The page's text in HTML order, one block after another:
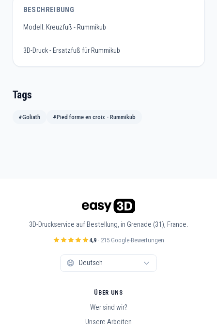
BESCHREIBUNG
Modell: Kreuzfuß - Rummikub
3D-Druck - Ersatzfuß für Rummikub
Tags
#Goliath #Pied forme en croix - Rummikub
3D-Druckservice auf Bestellung, in Grenade (31), France.
4,9· 215 Google-Bewertungen
ÜBER UNS
Wer sind wir?
Unsere Arbeiten